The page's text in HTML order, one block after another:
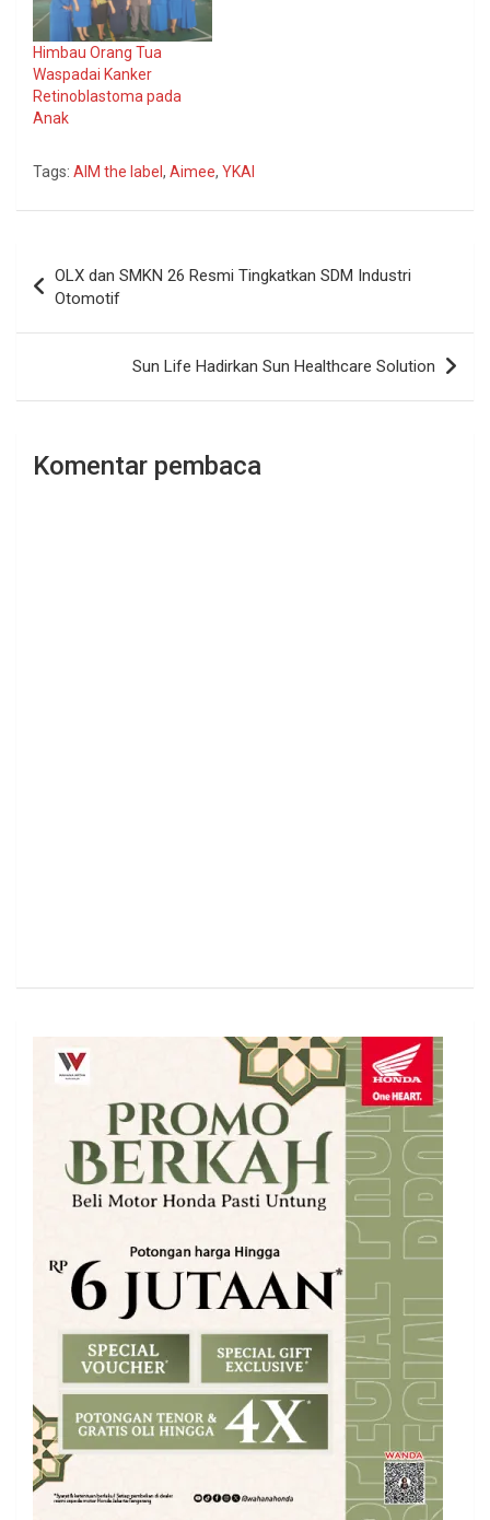
Himbau Orang Tua
Waspadai Kanker
Retinoblastoma pada
Anak
Tags: AIM the label , Aimee, YKAI
pos
OLX dan SMKN 26 Resmi Tingkatkan SDM Industri
Otomotif
Sun Life Hadirkan Sun Healthcare Solution
Komentar pembaca